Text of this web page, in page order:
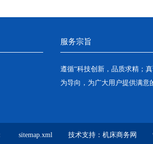
服务宗旨
遵循“科技创新，品质求精；
为导向，为广大用户提供满意
sitemap.xml 技术支持： 机床商务网